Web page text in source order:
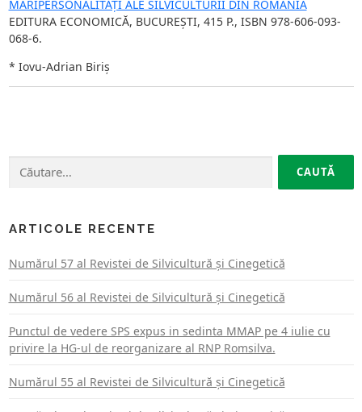
MARIPERSONALITĂȚI ALE SILVICULTURII DIN ROMÂNIA
EDITURA ECONOMICĂ, BUCUREȘTI, 415 P., ISBN 978-606-093-
068-6.
* Iovu-Adrian Biriș
după:
ARTICOLE RECENTE
Numărul 57 al Revistei de Silvicultură şi Cinegetică
Numărul 56 al Revistei de Silvicultură şi Cinegetică
Punctul de vedere SPS expus in sedinta MMAP pe 4 iulie cu
privire la HG-ul de reorganizare al RNP Romsilva.
Numărul 55 al Revistei de Silvicultură şi Cinegetică